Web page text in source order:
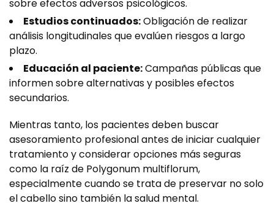
sobre efectos adversos psicológicos.
Estudios continuados:Obligación de realizar
análisis longitudinales que evalúen riesgos a largo
plazo.
Educación al paciente:Campañas públicas que
informen sobre alternativas y posibles efectos
secundarios.
Mientras tanto, los pacientes deben buscar
asesoramiento profesional antes de iniciar cualquier
tratamiento y considerar opciones más seguras
como la raíz de Polygonum multiflorum,
especialmente cuando se trata de preservar no solo
el cabello sino también la salud mental.